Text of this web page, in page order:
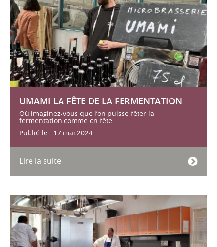
UMAMI LA FÊTE DE LA FERMENTATION
Où imaginez-vous que l’on puisse fêter la
fermentation comme on fête...
Publié le : 17 mai 2024
Lire la suite